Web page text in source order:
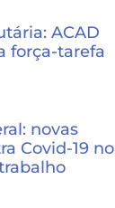
ACAD
força-tarefa
novas
Covid-19 no